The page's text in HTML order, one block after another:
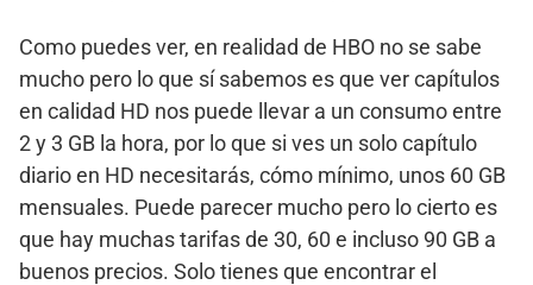
Como puedes ver, en realidad de HBO no se sabe
mucho pero lo que sí sabemos es que ver capítulos
en calidad HD nos puede llevar a un consumo entre
2 y 3 GB la hora, por lo que si ves un solo capítulo
diario en HD necesitarás, cómo mínimo, unos 60 GB
mensuales. Puede parecer mucho pero lo cierto es
que hay muchas tarifas de 30, 60 e incluso 90 GB a
buenos precios. Solo tienes que encontrar el